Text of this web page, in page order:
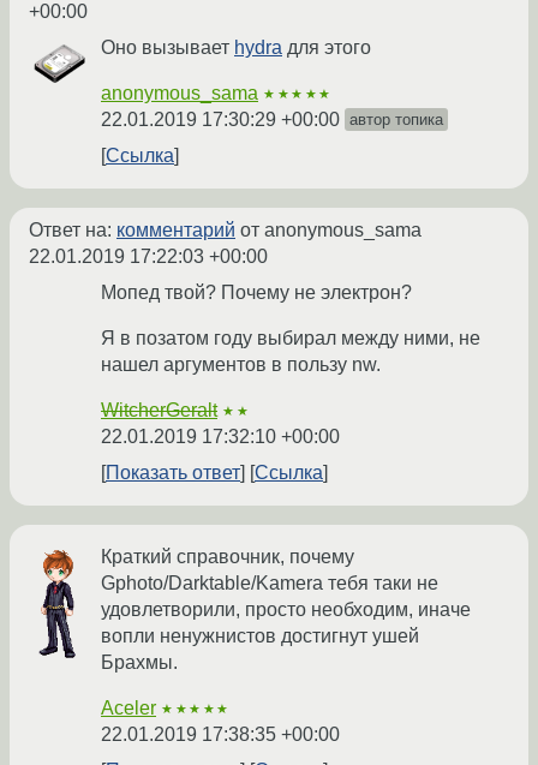
+00:00
Оно вызывает hydra для этого
anonymous_sama ★★★★★
22.01.2019 17:30:29 +00:00 автор топика
Ссылка
Ответ на: комментарий от anonymous_sama
22.01.2019 17:22:03 +00:00
Мопед твой? Почему не электрон?
Я в позатом году выбирал между ними, не
нашел аргументов в пользу nw.
WitcherGeralt ★★
22.01.2019 17:32:10 +00:00
Показать ответ
Ссылка
Краткий справочник, почему
Gphoto/Darktable/Kamera тебя таки не
удовлетворили, просто необходим, иначе
вопли ненужнистов достигнут ушей
Брахмы.
Aceler ★★★★★
22.01.2019 17:38:35 +00:00